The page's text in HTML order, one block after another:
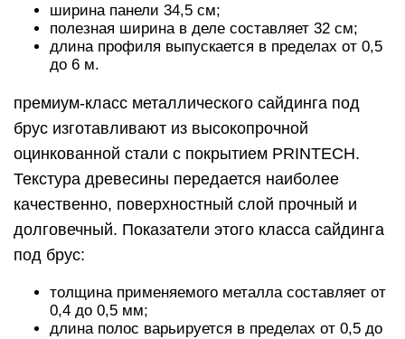
ширина панели 34,5 см;
полезная ширина в деле составляет 32 см;
длина профиля выпускается в пределах от 0,5
до 6 м.
премиум-класс металлического сайдинга под
брус изготавливают из высокопрочной
оцинкованной стали с покрытием PRINTECH.
Текстура древесины передается наиболее
качественно, поверхностный слой прочный и
долговечный. Показатели этого класса сайдинга
под брус:
толщина применяемого металла составляет от
0,4 до 0,5 мм;
длина полос варьируется в пределах от 0,5 до